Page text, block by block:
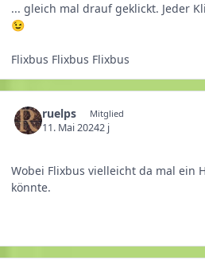
... gleich mal drauf geklickt. Jeder
😉
Flixbus Flixbus Flixbus
ruelps Mitglied
11. Mai 20242 j
Wobei Flixbus vielleicht da mal ein
könnte.